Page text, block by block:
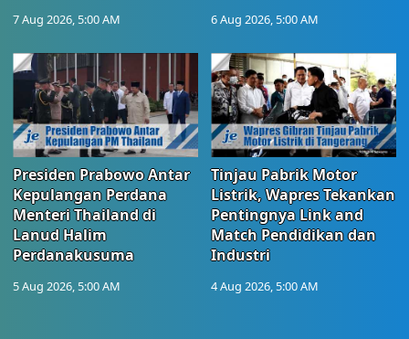
7 Aug 2026, 5:00 AM 6 Aug 2026, 5:00 AM
Presiden Prabowo Antar
Kepulangan Perdana
Menteri Thailand di
Lanud Halim
Perdanakusuma
5 Aug 2026, 5:00 AM
Tinjau Pabrik Motor
Listrik, Wapres Tekankan
Pentingnya Link and
Match Pendidikan dan
Industri
4 Aug 2026, 5:00 AM